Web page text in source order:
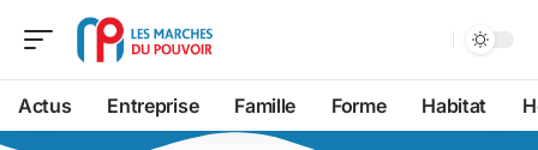
Actus Entreprise Famille Forme Habitat